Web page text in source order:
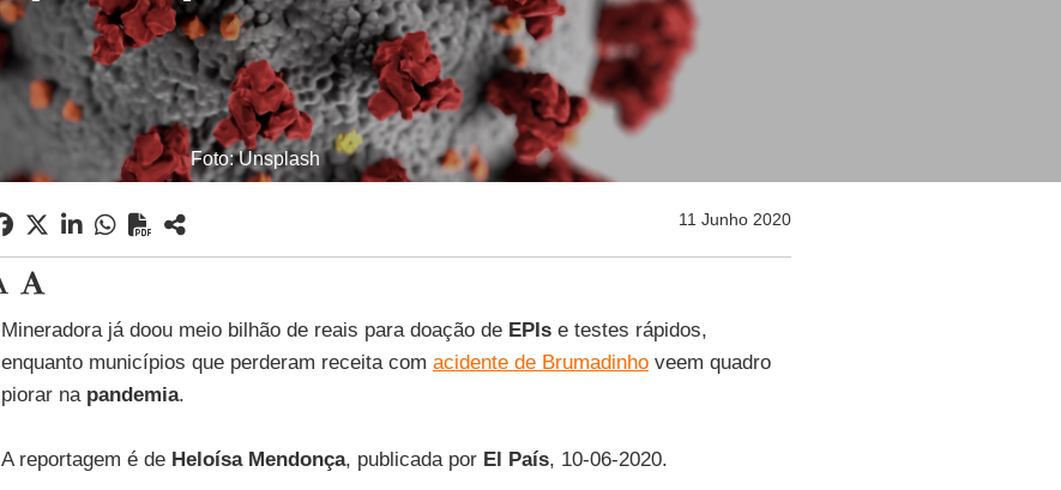
Foto: Unsplash
11 Junho 2020
Mineradora já doou meio bilhão de reais para doação de EPIse testes rápidos,
enquanto municípios que perderam receita com acidente de Brumadinhoveem quadro
piorar na pandemia.
A reportagem é de Heloísa Mendonça, publicada por El País, 10-06-2020.